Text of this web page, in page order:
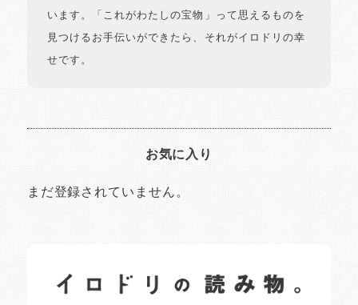
います。「これがわたしの宝物」って思えるものを
見つけるお手伝いができたら、それがイロドリの幸
せです。
お気に入り
まだ登録されていません。
日常の様子など随時更新中です。